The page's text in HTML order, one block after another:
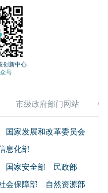
创新中心
号
市级政府部门网站 各
国家发展和改革委员会
息化部
国家安全部 民政部
会保障部 自然资源部